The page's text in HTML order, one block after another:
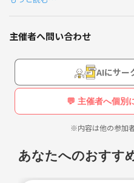
主催者へ問い合わせ
AIにサー
💬 主催者へ個別
※内容は他の参加
あなたへのおすす